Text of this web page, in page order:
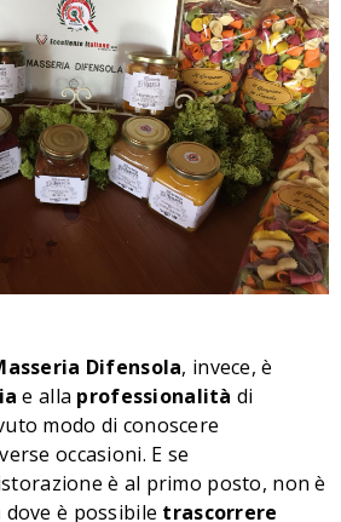
Difensola, invece, è
e alla professionalità di
modo di conoscere
occasioni. E se
è al primo posto, non è
dove è possibile trascorrere